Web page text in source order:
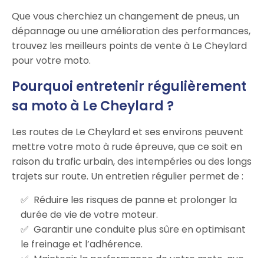
Que vous cherchiez un changement de pneus, un
dépannage ou une amélioration des performances,
trouvez les meilleurs points de vente à Le Cheylard
pour votre moto.
Pourquoi entretenir régulièrement
sa moto à Le Cheylard ?
Les routes de Le Cheylard et ses environs peuvent
mettre votre moto à rude épreuve, que ce soit en
raison du trafic urbain, des intempéries ou des longs
trajets sur route. Un entretien régulier permet de :
Réduire les risques de panne et prolonger la
durée de vie de votre moteur.
Garantir une conduite plus sûre en optimisant
le freinage et l’adhérence.